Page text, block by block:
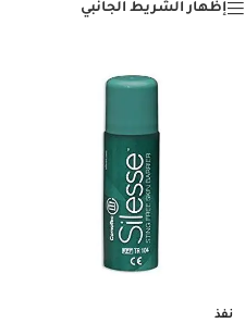
إظهار الشريط الجانبي
نفذ